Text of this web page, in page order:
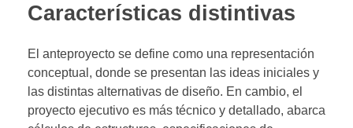
Características distintivas
El anteproyecto se define como una representación
conceptual, donde se presentan las ideas iniciales y
las distintas alternativas de diseño. En cambio, el
proyecto ejecutivo es más técnico y detallado, abarca